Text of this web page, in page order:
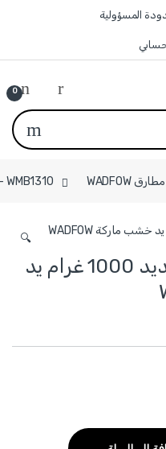
المسؤولية
0
مطارق WADFOW WMB1310 - مطرقة حديد 1000 غرام يد خشب ماركة WADFOW
🔍
WMB1310 - مطرقة حديد 1000 غرام يد